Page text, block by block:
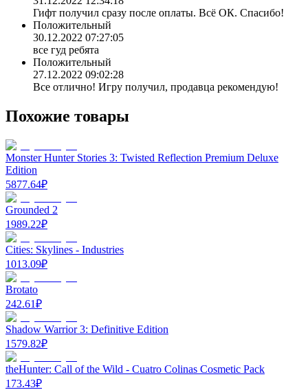
Гифт получил сразу после оплаты. Всё ОК. Спасибо!
Положительный
30.12.2022 07:27:05
все гуд ребята
Положительный
27.12.2022 09:02:28
Все отлично! Игру получил, продавца рекомендую!
Похожие товары
Monster Hunter Stories 3: Twisted Reflection Premium Deluxe
Edition
5877.64₽
Grounded 2
1989.22₽
Cities: Skylines - Industries
1013.09₽
Brotato
242.61₽
Shadow Warrior 3: Definitive Edition
1579.82₽
theHunter: Call of the Wild - Cuatro Colinas Cosmetic Pack
173.43₽